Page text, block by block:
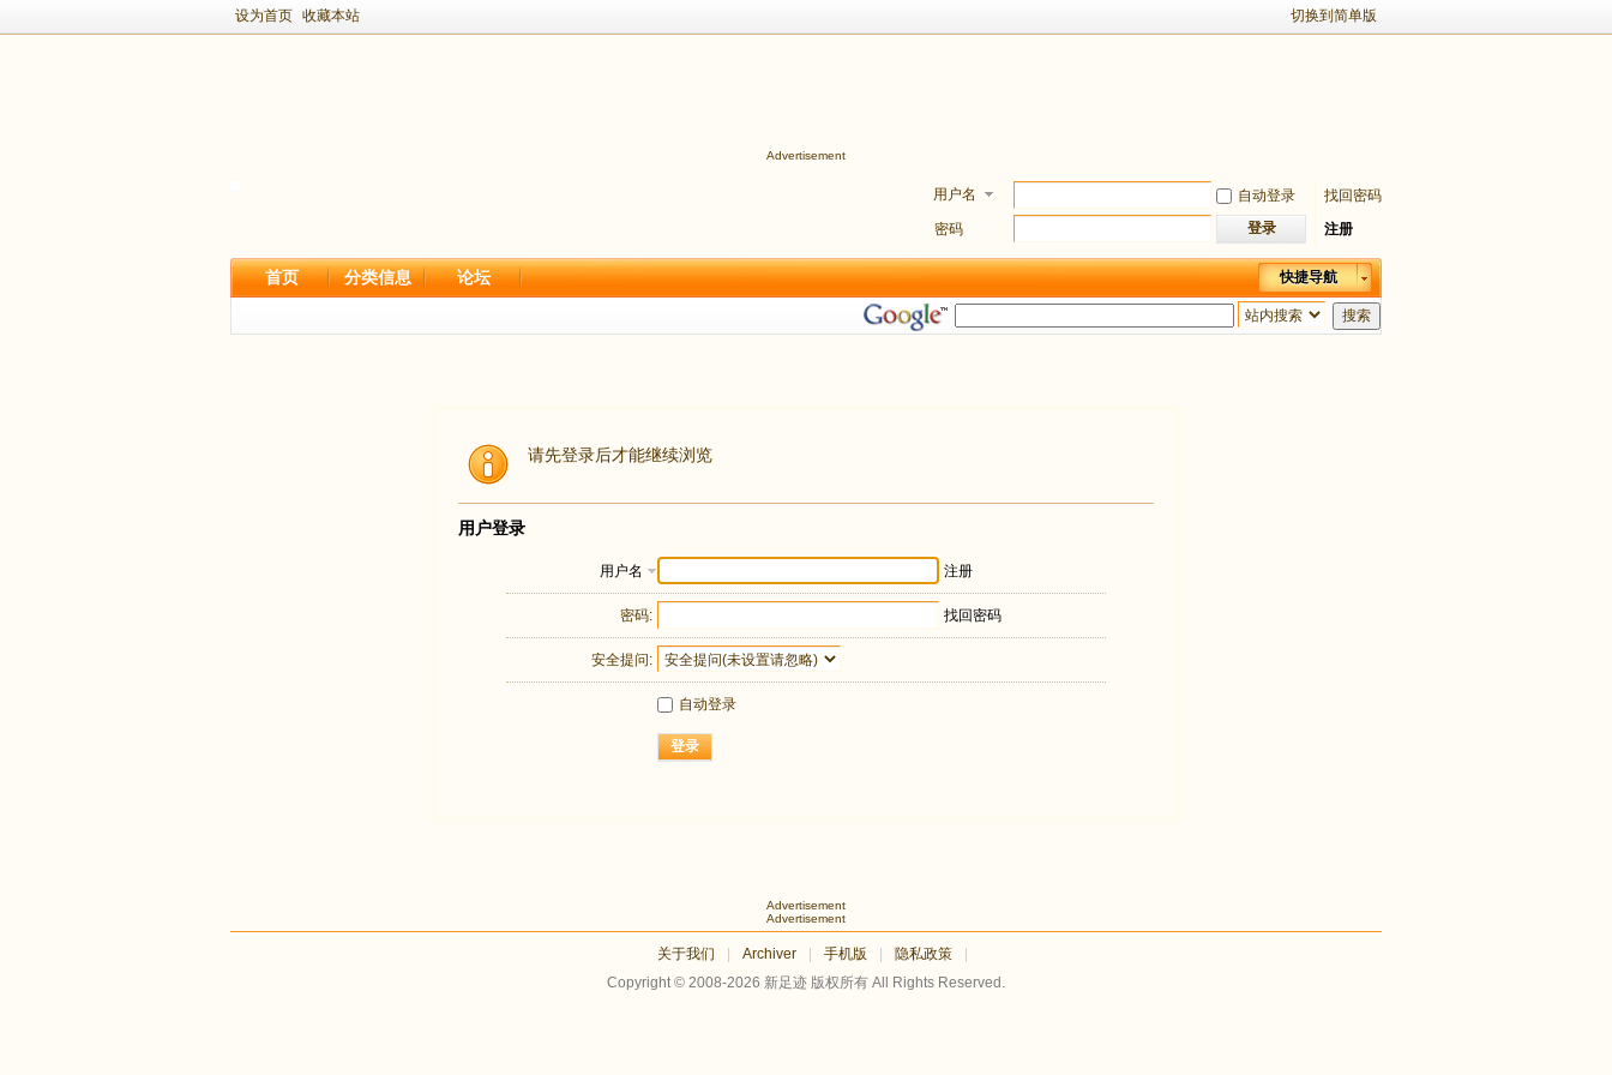
设为首页 收藏本站 切换到简单版
Advertisement
用户名 自动登录
找回密码
密码
登录 注册
快捷导航
首页 分类信息 论坛
搜索
请先登录后才能继续浏览
用户登录
用户名 注册
密码: 找回密码
安全提问:
自动登录
登录
Advertisement
Advertisement
关于我们 Archiver 手机版 隐私政策
Copyright © 2008-2026 新足迹 版权所有 All Rights Reserved.